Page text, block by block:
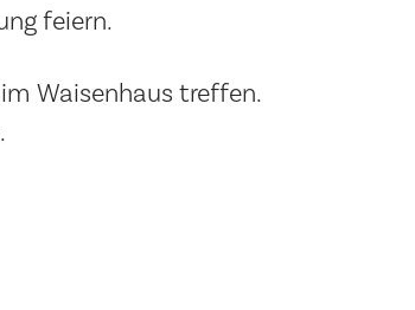
feiern.
Waisenhaus treffen.